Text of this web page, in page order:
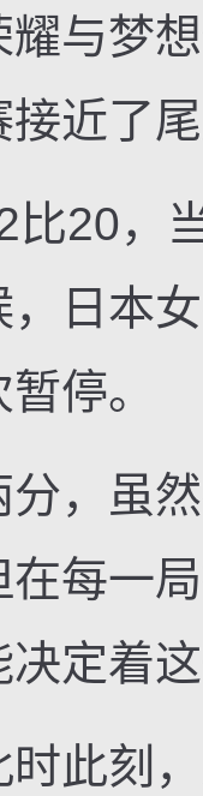
梦想
近了尾
，当
，日本
停。
虽然
在每一
决定着
刻，